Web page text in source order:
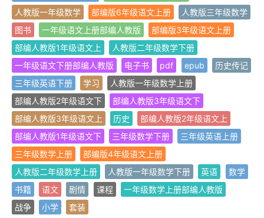
人教版一年级数学
部编版6年级语文上册
人教版三年级数学
图书
一年级语文上册部编人教版
部编版3年级语文上册
部编人教版1年级语文上
人教版二年级数学下册
一年级语文下册部编人教版
电子书 pdf epub
历史传记
三年级英语下册
学习
人教版一年级数学上册
部编人教版2年级语文下
部编人教版3年级语文下
部编人教版3年级语文上
历史
部编人教版2年级语文上
部编人教版1年级语文下
三年级数学下册
三年级英语上册
三年级数学上册
部编版4年级语文上册
人教版二年级数学上册
人教版一年级数学下册 英语
数学
书籍
语文 剧情 课程
一年级数学上册部编人教版
战争
小学 套装